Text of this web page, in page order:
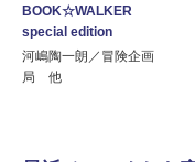
BOOK☆WALKER
special edition
河嶋陶一朗／冒険企画
局 他